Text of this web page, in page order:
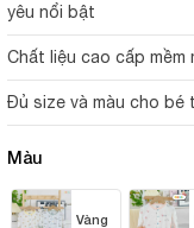
yêu nổi bật
Chất liệu cao cấp mềm
Đủ size và màu cho bé
Màu
Vàng